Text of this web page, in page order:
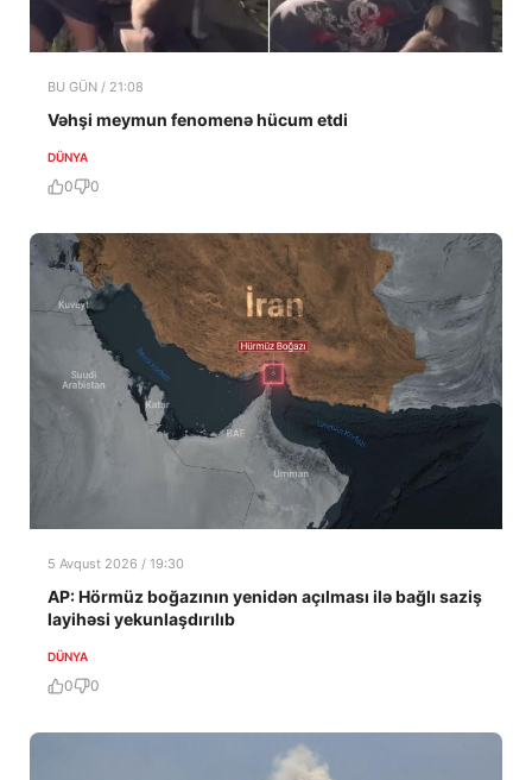
BU GÜN / 21:08
Vəhşi meymun fenomenə hücum etdi
DÜNYA
0 0
5 Avqust 2026 / 19:30
AP: Hörmüz boğazının yenidən açılması ilə bağlı saziş
layihəsi yekunlaşdırılıb
DÜNYA
0 0